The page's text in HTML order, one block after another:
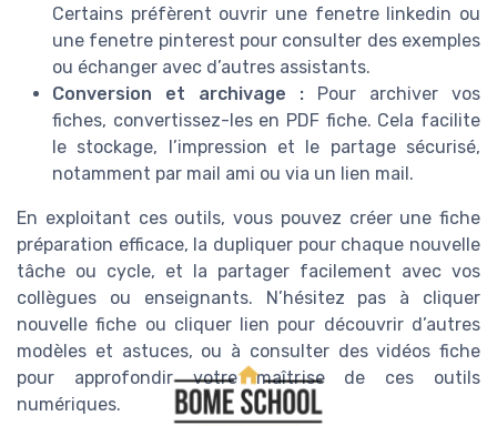
Certains préfèrent ouvrir une fenetre linkedin ou
une fenetre pinterest pour consulter des exemples
ou échanger avec d’autres assistants.
Conversion et archivage : Pour archiver vos
fiches, convertissez-les en PDF fiche. Cela facilite
le stockage, l’impression et le partage sécurisé,
notamment par mail ami ou via un lien mail.
En exploitant ces outils, vous pouvez créer une fiche
préparation efficace, la dupliquer pour chaque nouvelle
tâche ou cycle, et la partager facilement avec vos
collègues ou enseignants. N’hésitez pas à cliquer
nouvelle fiche ou cliquer lien pour découvrir d’autres
modèles et astuces, ou à consulter des vidéos fiche
pour approfondir votre maîtrise de ces outils
numériques.